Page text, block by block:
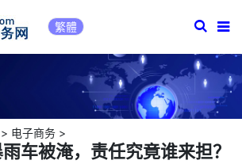
繁體
> 电子商务>
车被淹，责任究竟谁来担？